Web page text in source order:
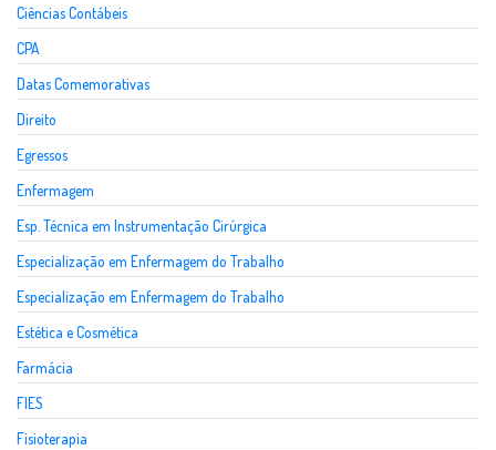
Ciências Contábeis
CPA
Datas Comemorativas
Direito
Egressos
Enfermagem
Esp. Técnica em Instrumentação Cirúrgica
Especialização em Enfermagem do Trabalho
Especialização em Enfermagem do Trabalho
Estética e Cosmética
Farmácia
FIES
Fisioterapia